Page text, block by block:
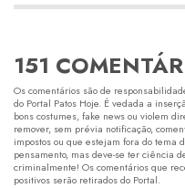
151
Os comentários são de
do Portal Patos Hoje. É vedada a
bons costumes, fake news ou violem
remover, sem prévia notificação,
impostos ou que estejam fora do
pensamento, mas deve-se ter ciência
criminalmente! Os comentários que
positivos serão retirados do Portal.